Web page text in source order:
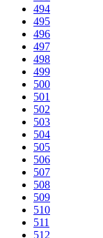
494
495
496
497
498
499
500
501
502
503
504
505
506
507
508
509
510
511
512